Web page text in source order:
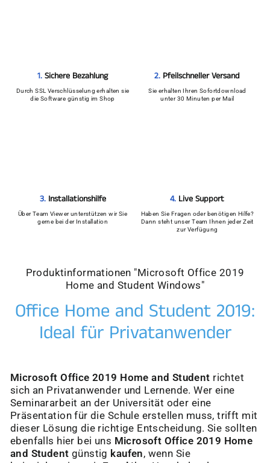
1.Sichere Bezahlung
Durch SSL Verschlüsselung erhalten sie
die Software günstig im Shop
2. Pfeilschneller Versand
Sie erhalten Ihren Sofortdownload
unter 30 Minuten per Mail
3. Installationshilfe
Über Team Viewer unterstützen wir Sie
gerne bei der Installation
4. Live Support
Haben Sie Fragen oder benötigen Hilfe?
Dann steht unser Team Ihnen jeder Zeit
zur Verfügung
Produktinformationen "Microsoft Office 2019
Home and Student Windows"
Office Home and Student 2019:
Ideal für Privatanwender
Microsoft Office 2019 Home and Student richtet
sich an Privatanwender und Lernende. Wer eine
Seminararbeit an der Universität oder eine
Präsentation für die Schule erstellen muss, trifft mit
dieser Lösung die richtige Entscheidung. Sie sollten
ebenfalls hier bei uns Microsoft Office 2019 Home
and Student günstig kaufen, wenn Sie